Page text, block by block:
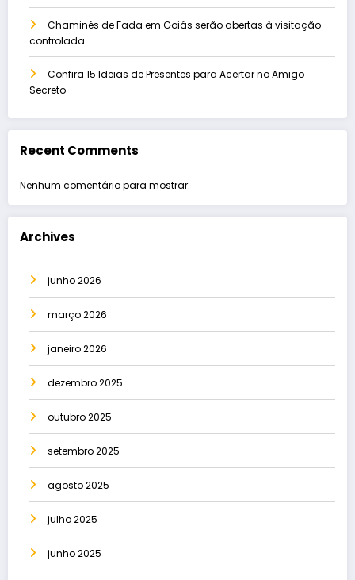
Chaminés de Fada em Goiás serão abertas à visitação
controlada
Confira 15 Ideias de Presentes para Acertar no Amigo
Secreto
Recent Comments
Nenhum comentário para mostrar.
Archives
junho 2026
março 2026
janeiro 2026
dezembro 2025
outubro 2025
setembro 2025
agosto 2025
julho 2025
junho 2025